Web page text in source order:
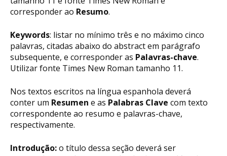
corresponder ao Resumo.
Keywords: listar no mínimo três e no máximo cinco
palavras, citadas abaixo do abstract em parágrafo
subsequente, e corresponder as Palavras-chave.
Utilizar fonte Times New Roman tamanho 11.
Nos textos escritos na língua espanhola deverá
conter um Resumen e as Palabras Clave com texto
correspondente ao resumo e palavras-chave,
respectivamente.
Introdução:o título dessa seção deverá ser